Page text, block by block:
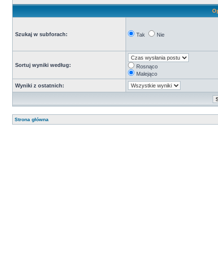
Szukaj w subforach: Tak Nie
Sortuj wyniki według:
Rosnąco
Malejąco
Wyniki z ostatnich:
Strona główna